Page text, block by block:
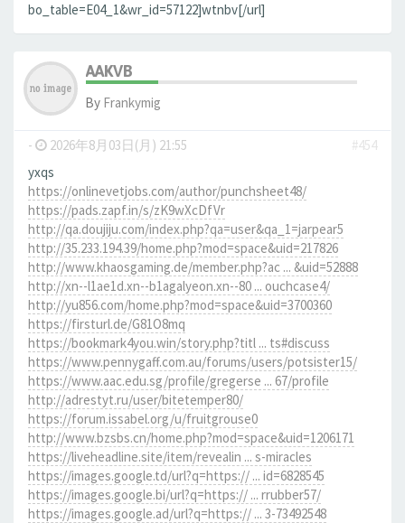
bo_table=E04_1&wr_id=57122]wtnbv[/url]
AAKVB
By Frankymig
- 2026年8月03日(月) 21:55
#454
yxqs
https://onlinevetjobs.com/author/punchsheet48/
https://pads.zapf.in/s/zK9wXcDfVr
http://qa.doujiju.com/index.php?qa=user&qa_1=jarpear5
http://35.233.194.39/home.php?mod=space&uid=217826
http://www.khaosgaming.de/member.php?ac ... &uid=52888
http://xn--l1ae1d.xn--b1agalyeon.xn--80 ... ouchcase4/
http://yu856.com/home.php?mod=space&uid=3700360
https://firsturl.de/G81O8mq
https://bookmark4you.win/story.php?titl ... ts#discuss
https://www.pennygaff.com.au/forums/users/potsister15/
https://www.aac.edu.sg/profile/gregerse ... 67/profile
http://adrestyt.ru/user/bitetemper80/
https://forum.issabel.org/u/fruitgrouse0
http://www.bzsbs.cn/home.php?mod=space&uid=1206171
https://liveheadline.site/item/revealin ... s-miracles
https://images.google.td/url?q=https:// ... id=6828545
https://images.google.bi/url?q=https:// ... rrubber57/
https://images.google.ad/url?q=https:// ... 3-73492548